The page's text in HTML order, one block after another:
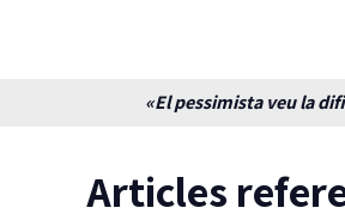
«El pessimista veu la
Articles